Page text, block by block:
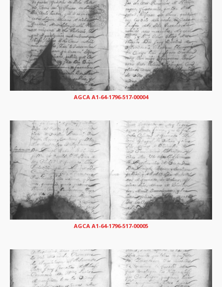
AGCA A1-64-1796-517-00004
AGCA A1-64-1796-517-00005